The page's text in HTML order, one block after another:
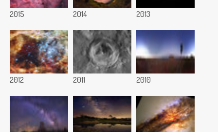
2015 2014 2013
2012 2011 2010